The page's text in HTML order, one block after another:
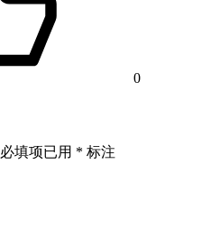
0
必填项已用 * 标注